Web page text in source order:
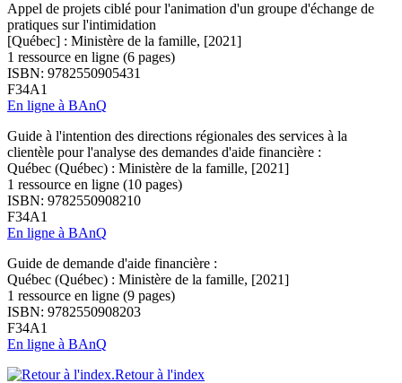
Appel de projets ciblé pour l'animation d'un groupe d'échange de
pratiques sur l'intimidation
[Québec] : Ministère de la famille, [2021]
1 ressource en ligne (6 pages)
ISBN: 9782550905431
F34A1
En ligne à BAnQ
Guide à l'intention des directions régionales des services à la
clientèle pour l'analyse des demandes d'aide financière :
Québec (Québec) : Ministère de la famille, [2021]
1 ressource en ligne (10 pages)
ISBN: 9782550908210
F34A1
En ligne à BAnQ
Guide de demande d'aide financière :
Québec (Québec) : Ministère de la famille, [2021]
1 ressource en ligne (9 pages)
ISBN: 9782550908203
F34A1
En ligne à BAnQ
Retour à l'index